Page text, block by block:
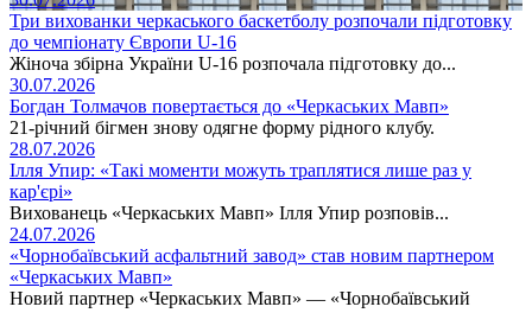
Три вихованки черкаського баскетболу розпочали підготовку
до чемпіонату Європи U-16
Жіноча збірна України U-16 розпочала підготовку до...
30.07.2026
Богдан Толмачов повертається до «Черкаських Мавп»
21-річний бігмен знову одягне форму рідного клубу.
28.07.2026
Ілля Упир: «Такі моменти можуть траплятися лише раз у
кар'єрі»
Вихованець «Черкаських Мавп» Ілля Упир розповів...
24.07.2026
«Чорнобаївський асфальтний завод» став новим партнером
«Черкаських Мавп»
Новий партнер «Черкаських Мавп» — «Чорнобаївський